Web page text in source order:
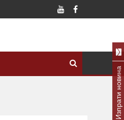
Изпрати новина